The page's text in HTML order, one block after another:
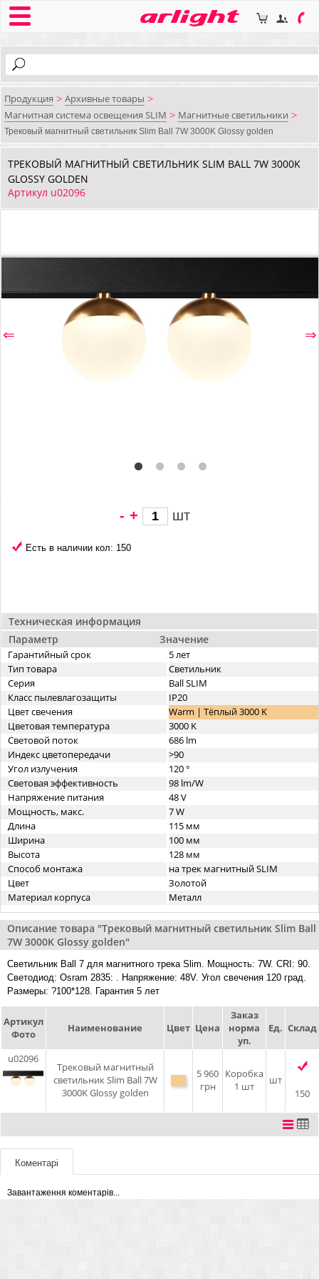
Продукция > Архивные товары >
Магнитная система освещения SLIM > Магнитные светильники >
Трековый магнитный светильник Slim Ball 7W 3000K Glossy golden
ТРЕКОВЫЙ МАГНИТНЫЙ СВЕТИЛЬНИК SLIM BALL 7W 3000K
GLOSSY GOLDEN
Артикул u02096
⇐ ⇒
Техническая информация
Параметр
Значение
Гарантийный срок
5 лет
Тип товара
Светильник
Серия
Ball SLIM
Класс пылевлагозащиты
IP20
Цвет свечения
Warm | Тёплый 3000 K
Цветовая температура
3000 K
Световой поток
686 lm
Индекс цветопередачи
>90
Угол излучения
120 °
Световая эффективность
98 lm/W
Напряжение питания
48 V
Мощность, макс.
7 W
Длина
115 мм
Ширина
100 мм
Высота
128 мм
Способ монтажа
на трек магнитный SLIM
Цвет
Золотой
Материал корпуса
Металл
- + шт
Есть в наличии кол: 150
Описание товара "Трековый магнитный светильник Slim Ball
7W 3000K Glossy golden"
Светильник Ball 7 для магнитного трека Slim. Мощность: 7W. CRI: 90.
Светодиод: Osram 2835: . Напряжение: 48V. Угол свечения 120 град.
Размеры: ?100*128. Гарантия 5 лет
Артикул
Фото
Наименование Цвет Цена
Заказ
норма
уп.
Ед. Склад
u02096
Трековый магнитный
светильник Slim Ball 7W
3000K Glossy golden
5 960
грн
Коробка
1 шт
шт
150
Коментарі
Завантаження коментарів...